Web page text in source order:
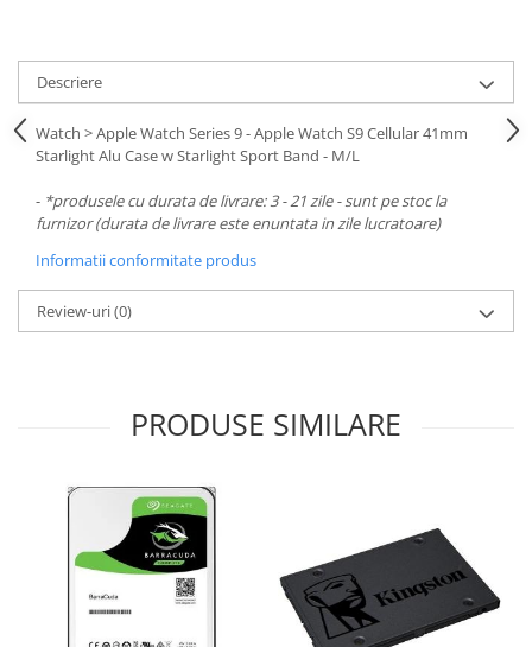
Descriere
Watch > Apple Watch Series 9 - Apple Watch S9 Cellular 41mm
Starlight Alu Case w Starlight Sport Band - M/L
- *produsele cu durata de livrare: 3 - 21 zile - sunt pe stoc la
furnizor (durata de livrare este enuntata in zile lucratoare)
Informatii conformitate produs
Review-uri(0)
PRODUSE SIMILARE